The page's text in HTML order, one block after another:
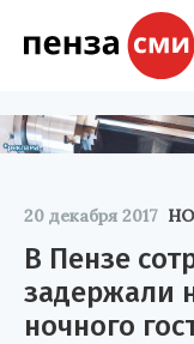
20 декабря 2017
В Пензе
задержали
ночного